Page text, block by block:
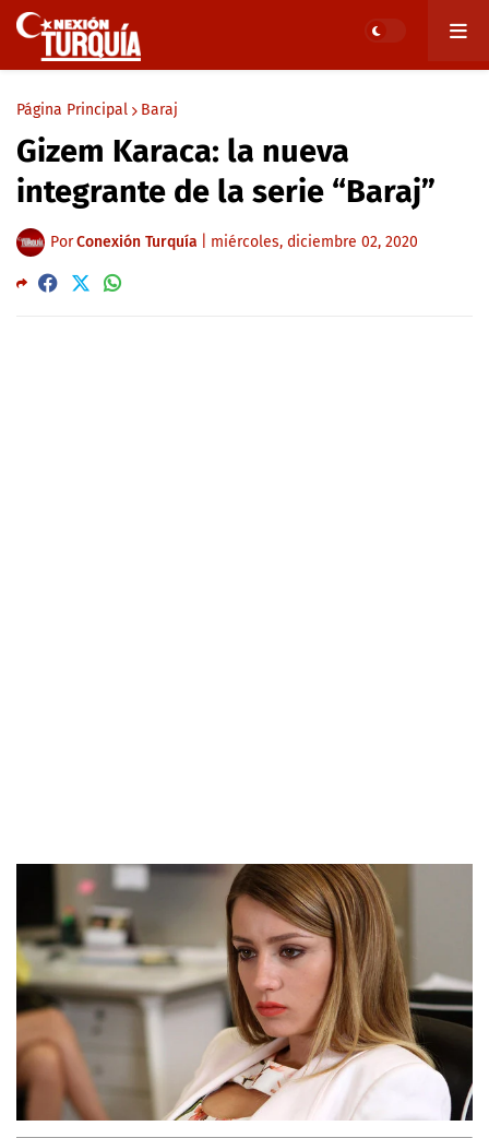
Página Principal Baraj
Gizem Karaca: la nueva
integrante de la serie “Baraj”
PorConexión Turquía miércoles, diciembre 02, 2020